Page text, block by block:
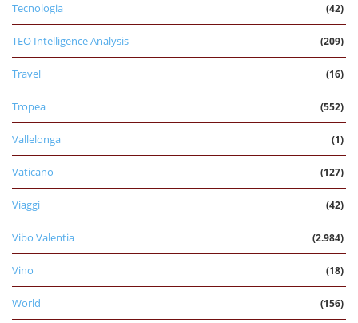
Tecnologia (42)
TEO Intelligence Analysis (209)
Travel (16)
Tropea (552)
Vallelonga (1)
Vaticano (127)
Viaggi (42)
Vibo Valentia (2.984)
Vino (18)
World (156)